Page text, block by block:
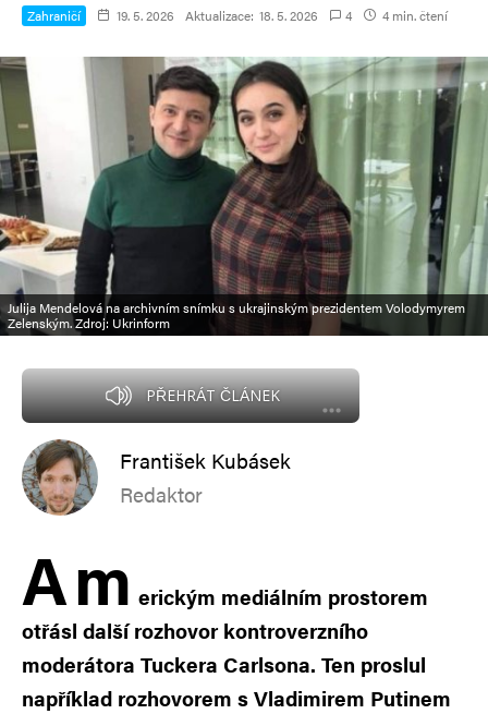
Zahraničí 19. 5. 2026 Aktualizace: 18. 5. 2026 4 4 min. čtení
Julija Mendelová na archivním snímku s ukrajinským prezidentem Volodymyrem
Zelenským. Zdroj: Ukrinform
PŘEHRÁT ČLÁNEK
František Kubásek
Redaktor
Am erickým mediálním prostorem
otřásl další rozhovor kontroverzního
moderátora Tuckera Carlsona. Ten proslul
například rozhovorem s Vladimirem Putinem